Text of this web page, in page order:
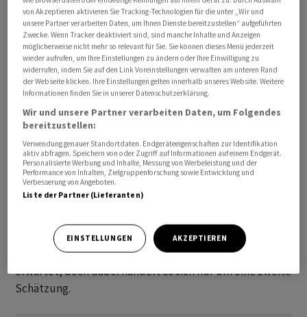
Abwärtstrend. Ein Grund dafür ist der zuletzt deutliche
Anstieg der Renditen am US-Anleihenmarkt, was
wiederum die starke Entwicklung der Wirtschaft in den
USA widerspiegelt. Vor diesem Hintergrund sind rasche
und schnelle Zinssenkungen in der grössten
Volkswirtschaft der Welt ein Stück weit
unwahrscheinlicher geworden. Dies stützt den Dollar.
Datenseitig rechnen die Analysten der Landesbank
Hessen-Thüringen zum Wochenschluss nicht mit
grösseren Impulsen für das Handelsgeschehen in
Europa oder den USA, denn wichtige
Notenbanken dürfte es kaum etwas Neues geben. Aus
Deutschland werden Verbraucherpreisdaten für Januar
erwartet, doch dabei handelt es sich nur um eine zweite
Schätzung.
von Akzeptieren aktivieren Sie Tracking-Technologien für die unter „Wir und
unsere Partner verarbeiten Daten, um Ihnen Dienste bereitzustellen“ aufgeführten
Zwecke. Wenn Tracker deaktiviert sind, sind manche Inhalte und Anzeigen
möglicherweise nicht mehr so relevant für Sie. Sie können dieses Menü jederzeit
wieder aufrufen, um Ihre Einstellungen zu ändern oder Ihre Einwilligung zu
widerrufen, indem Sie auf den Link Voreinstellungen verwalten am unteren Rand
der Webseite klicken. Ihre Einstellungen gelten innerhalb unseres Website. Weitere
Informationen finden Sie in unserer Datenschutzerklärung.
Wir und unsere Partner verarbeiten Daten, um Folgendes
bereitzustellen:
Verwendung genauer Standortdaten. Endgeräteeigenschaften zur Identifikation
aktiv abfragen. Speichern von oder Zugriff auf Informationen auf einem Endgerät.
Personalisierte Werbung und Inhalte, Messung von Werbeleistung und der
Performance von Inhalten, Zielgruppenforschung sowie Entwicklung und
Verbesserung von Angeboten.
Liste der Partner (Lieferanten)
EINSTELLUNGEN AKZEPTIEREN